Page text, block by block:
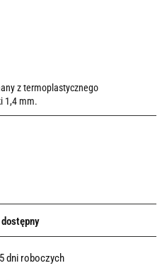
z termoplastycznego
1,4 mm.
dni roboczych